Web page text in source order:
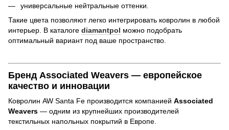
универсальные нейтральные оттенки.
Такие цвета позволяют легко интегрировать ковролин в любой
интерьер. В каталоге diamantpol можно подобрать
оптимальный вариант под ваше пространство.
Бренд Associated Weavers — европейское
качество и инновации
Ковролин AW Santa Fe производится компанией Associated
Weavers — одним из крупнейших производителей
текстильных напольных покрытий в Европе.